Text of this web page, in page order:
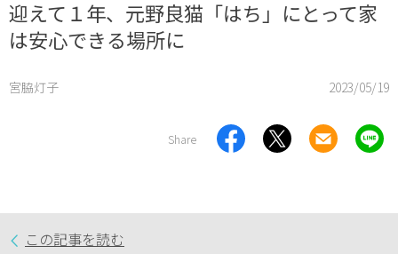
迎えて１年、元野良猫「はち」にとって家
は安心できる場所に
宮脇灯子 2023/05/19
Share
この記事を読む